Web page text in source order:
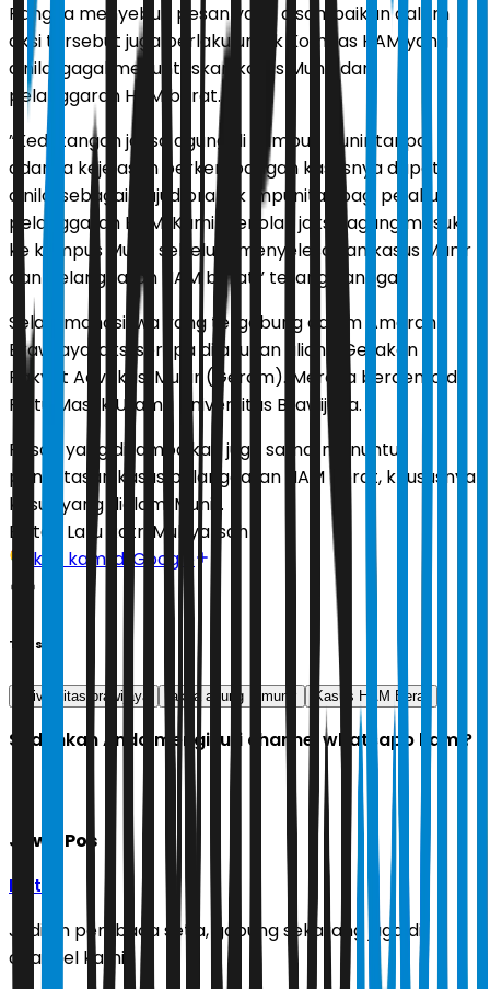
Rangga menyebut, pesan yang disampaikan dalam
aksi tersebut juga berlaku untuk Komnas HAM yang
dinilai gagal menuntaskan kasus Munir dan
pelanggaran HAM berat.
”Kedatangan jaksa agung di kampus Munir tanpa
adanya kejelasan perkembangan kasusnya dapat
dinilai sebagai wujud praktik impunitas bagi pelaku
pelanggaran HAM. Kami menolak jaksa agung masuk
ke kampus Munir sebelum menyelesaikan kasus Munir
dan pelanggaran HAM berat,” terang Rangga.
Selain mahasiswa yang tergabung dalam Amarah
Brawijaya, aksi serupa dilakukan aliansi Gerakan
Rakyat Advokasi Munir (Geram). Mereka berdemo di
Pintu Masuk Utama Universitas Brawijaya.
Pesan yang disampaikan juga sama, menuntut
penuntasan kasus pelanggaran HAM berat, khususnya
kasus yang dialami Munir.
Editor: Latu Ratri Mubyarsah
Ikuti kami di Google
Tags
universitas brawijaya jaksa agung munir Kasus HAM Berat
Sudahkah Anda mengikuti channel whatsapp kami?
Jawa Pos
Ikuti
Jadilah pembaca setia, gabung sekarang juga di
channel kami!